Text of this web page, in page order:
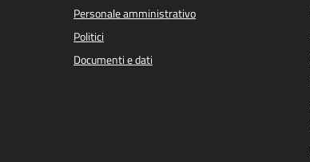
Personale amministrativo
Politici
Documenti e dati